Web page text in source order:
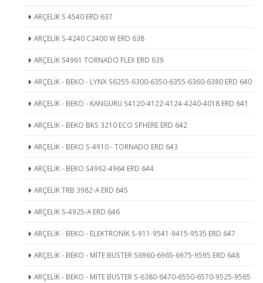
ARÇELİK S 4540 ERD 637
ARÇELİK S-4240 C2400 W ERD 638
ARÇELİK S4961 TORNADO FLEX ERD 639
ARÇELİK - BEKO - LYNX S6255-6300-6350-6355-6360-6380 ERD 640
ARÇELİK - BEKO - KANGURU S4120-4122-4124-4240-4018 ERD 641
ARÇELİK - BEKO BKS 3210 ECO SPHERE ERD 642
ARÇELİK - BEKO S-4910 - TORNADO ERD 643
ARÇELİK - BEKO S4962-4964 ERD 644
ARÇELİK TRB 3982-A ERD 645
ARÇELİK S-4925-A ERD 646
ARÇELİK - BEKO - ELEKTRONİK S-911-9541-9415-9535 ERD 647
ARÇELİK - BEKO - MİTE BUSTER S6960-6965-6975-9595 ERD 648
ARÇELİK - BEKO - MİTE BUSTER S-6380-6470-6550-6570-9525-9565